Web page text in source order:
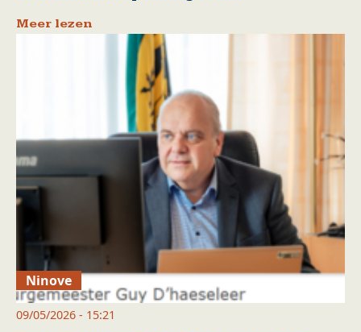
Meer lezen
Ninove
09/05/2026 - 15:21